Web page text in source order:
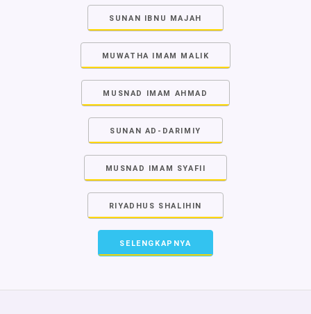
SUNAN IBNU MAJAH
MUWATHA IMAM MALIK
MUSNAD IMAM AHMAD
SUNAN AD-DARIMIY
MUSNAD IMAM SYAFII
RIYADHUS SHALIHIN
SELENGKAPNYA